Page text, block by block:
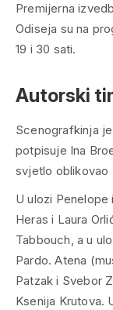
Premijerna
Odiseja su na
19 i 30 sati.
Autorski
Scenografkinja
potpisuje Ina
svjetlo oblikovao
U ulozi
Heras i Laura
Tabbouch, a u
Pardo. Atena
Patzak i Svebor
Ksenija Krutova.